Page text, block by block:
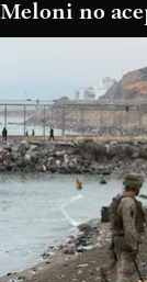
Meloni no